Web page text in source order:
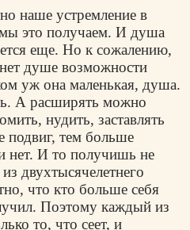
наше устремление в
это получаем. И душа
еще. Но к сожалению,
душе возможности
уж она маленькая, душа.
А расширять можно
нудить, заставлять
подвиг, тем больше
нет. И то получишь не
двухтысячелетнего
что кто больше себя
Поэтому каждый из
то, что сеет, и